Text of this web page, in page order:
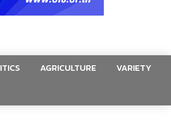
AGRICULTURE
VARIETY